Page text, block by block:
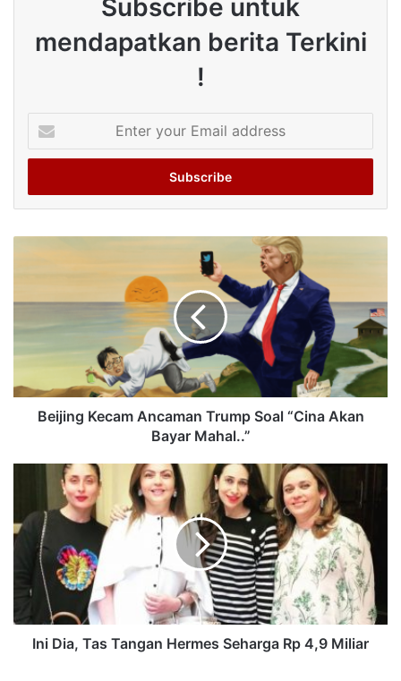
Subscribe untuk
mendapatkan berita Terkini
!
your
Email
Beijing Kecam Ancaman Trump Soal “Cina Akan
Bayar Mahal..”
Ini Dia, Tas Tangan Hermes Seharga Rp 4,9 Miliar